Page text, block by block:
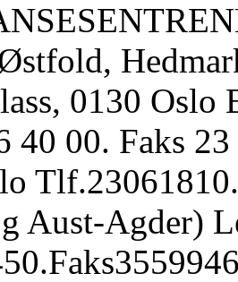
0130 Oslo
40 00. Faks
Aust-Agder)